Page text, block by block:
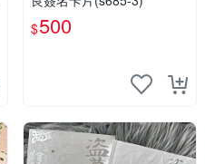
$500